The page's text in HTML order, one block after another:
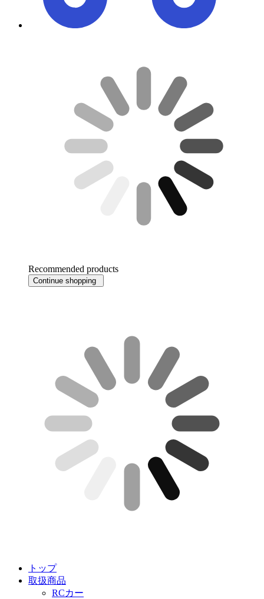
Recommended products
Continue shopping
トップ
取扱商品
RCカー